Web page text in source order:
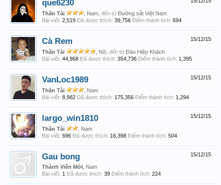
que6230
Thần Tài , Nam, đến từ Đường sắt Việt Nam
Bài viết: 2,519 Đã được thích: 39,756 Điểm thành tích: 694
15/12/15
Cà Rem
Thần Tài , Nữ, đến từ Đảo Hiệp Khách
Bài viết: 44,968 Đã được thích: 354,736 Điểm thành tích: 1,395
15/12/15
VanLoc1989
Thần Tài
, Nam
Bài viết: 8,982 Đã được thích: 175,356 Điểm thành tích: 1,294
15/12/15
largo_win1810
Thần Tài
, Nam
Bài viết: 696 Đã được thích: 16,398 Điểm thành tích: 504
15/12/15
Gau bong
Thành Viên Mới , Nam
Bài viết: 1 Đã được thích: 39 Điểm thành tích: 224